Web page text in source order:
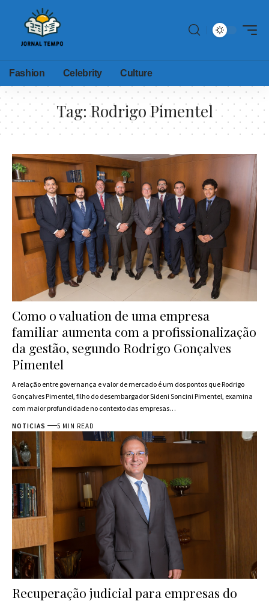
Fashion Celebrity Culture
Tag:Rodrigo Pimentel
Como o valuation de uma empresa
familiar aumenta com a profissionalização
da gestão, segundo Rodrigo Gonçalves
Pimentel
A relação entre governança e valor de mercado é um dos pontos que Rodrigo
Gonçalves Pimentel, filho do desembargador Sideni Soncini Pimentel, examina
com maior profundidade no contexto das empresas…
NOTICIAS 5 MIN READ
Recuperação judicial para empresas do